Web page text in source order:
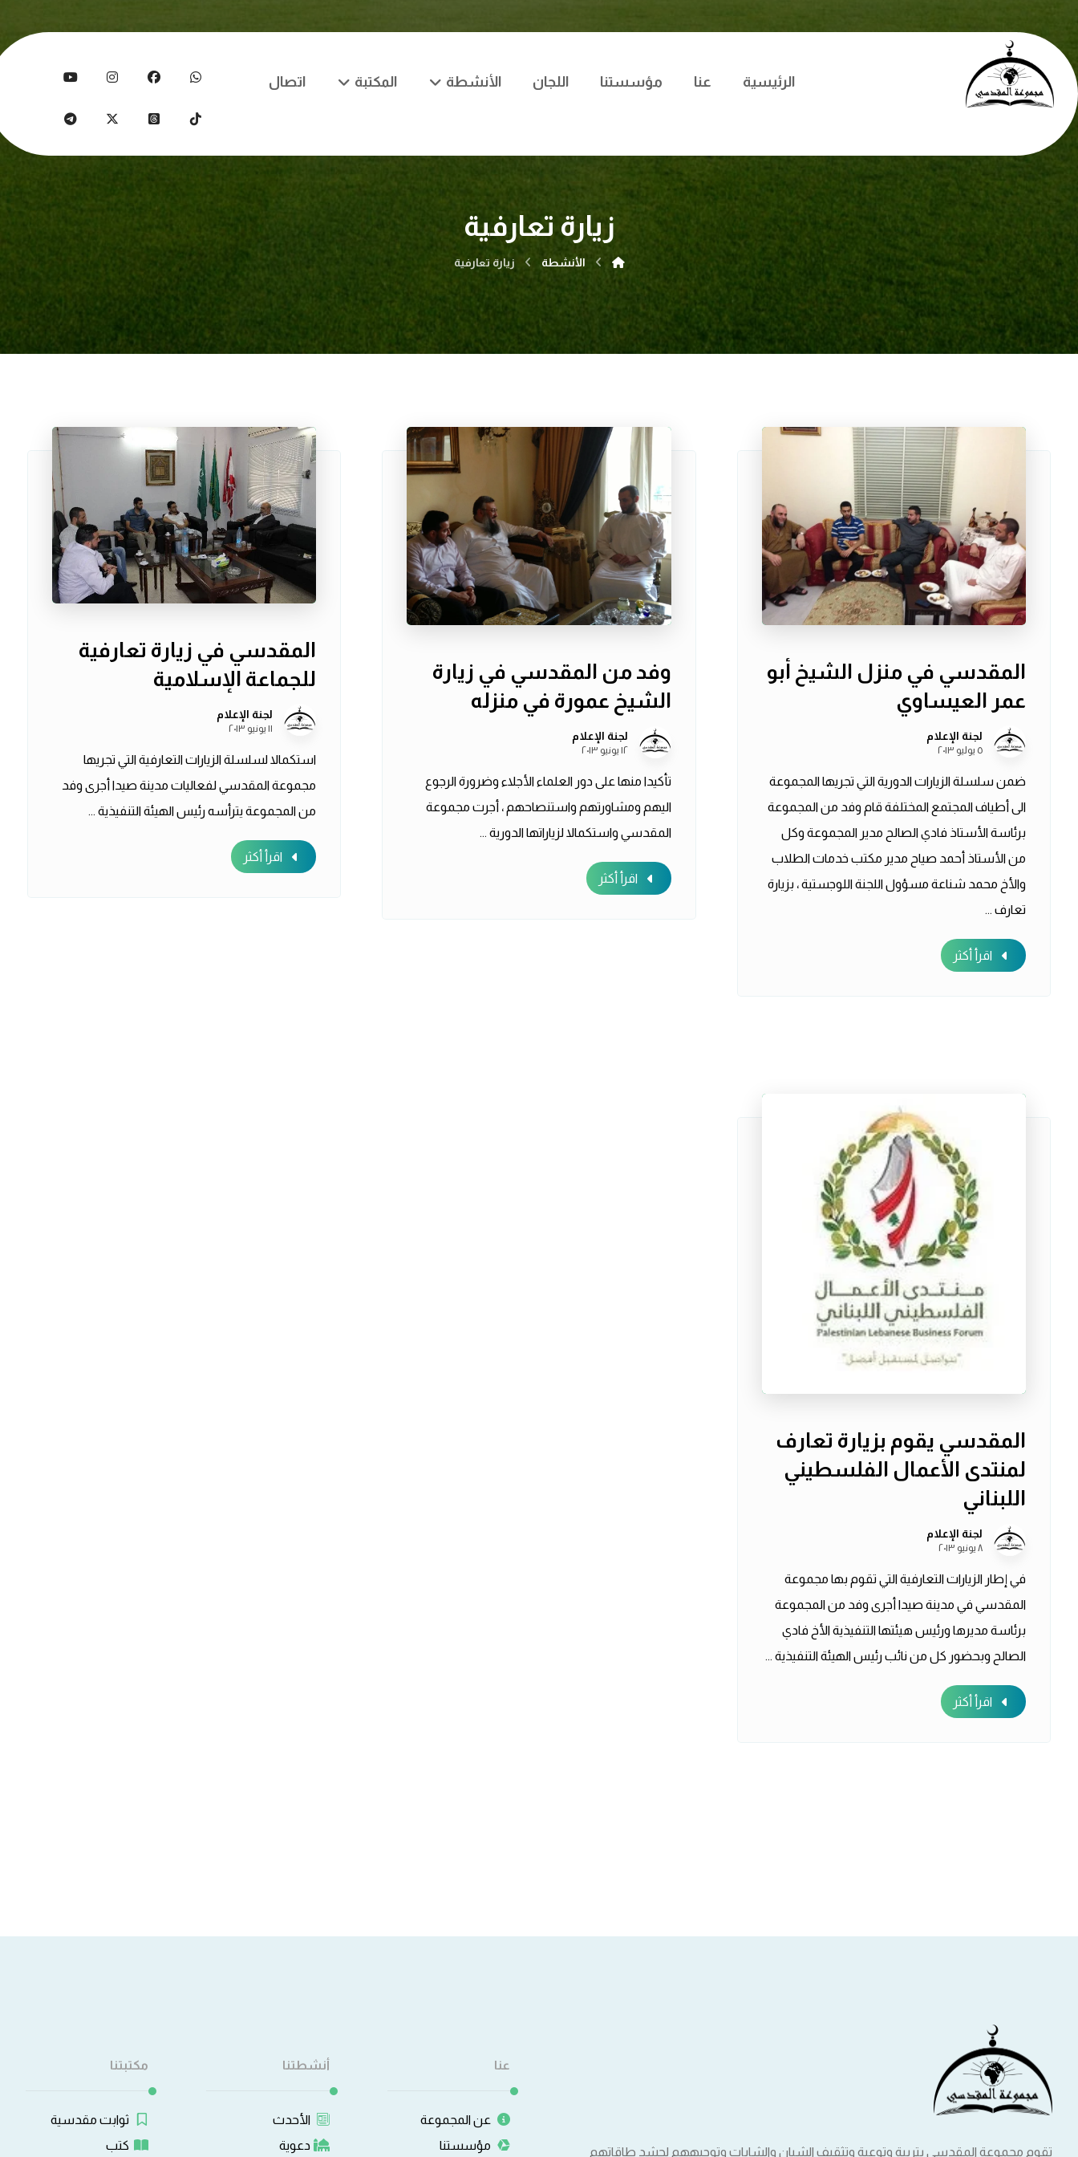
الرئيسية عنا مؤسستنا اللجان الأنشطة المكتبة اتصال
زيارة تعارفية
الأنشطة زيارة تعارفية
المقدسي في منزل الشيخ أبو
عمر العيساوي
لجنة الإعلام
٥ يوليو ٢٠١٣
ضمن سلسلة الزيارات الدورية التي تجريها المجموعة
الى أطياف المجتمع المختلفة قام وفد من المجموعة
برئاسة الأستاذ فادي الصالح مدير المجموعة وكل
من الأستاذ أحمد صياح مدير مكتب خدمات الطلاب
والأخ محمد شناعة مسؤول اللجنة اللوجستية ، بزيارة
تعارف ...
اقرأ أكثر
وفد من المقدسي في زيارة
الشيخ عمورة في منزله
لجنة الإعلام
١٢ يونيو ٢٠١٣
تأكيدا منها على دور العلماء الأجلاء وضرورة الرجوع
اليهم ومشاورتهم واستنصاحهم ، أجرت مجموعة
المقدسي واستكمالا لزياراتها الدورية ...
اقرأ أكثر
المقدسي في زيارة تعارفية
للجماعة الإسلامية
لجنة الإعلام
١١ يونيو ٢٠١٣
استكمالا لسلسلة الزيارات التعارفية التي تجريها
مجموعة المقدسي لفعاليات مدينة صيدا أجرى وفد
من المجموعة يترأسه رئيس الهيئة التنفيذية ...
اقرأ أكثر
المقدسي يقوم بزيارة تعارف
لمنتدى الأعمال الفلسطيني
اللبناني
لجنة الإعلام
٨ يونيو ٢٠١٣
في إطار الزيارات التعارفية التي تقوم بها مجموعة
المقدسي في مدينة صيدا أجرى وفد من المجموعة
برئاسة مديرها ورئيس هيئتها التنفيذية الأخ فادي
الصالح وبحضور كل من نائب رئيس الهيئة التنفيذية ...
اقرأ أكثر
تقوم مجموعة المقدسي بتربية وتوعية وتثقيف الشبان والشابات وتوجيههم لحشد طاقاتهم
عنا
عن المجموعة
مؤسستنا
أنشطتنا
الأحدث
دعوية
مكتبتنا
ثوابت مقدسية
كتب